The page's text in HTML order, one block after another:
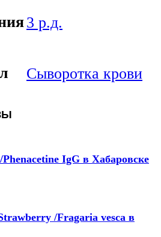
3 р.д.
Сыворотка крови
IgG в Хабаровске
/Fragaria vesca в